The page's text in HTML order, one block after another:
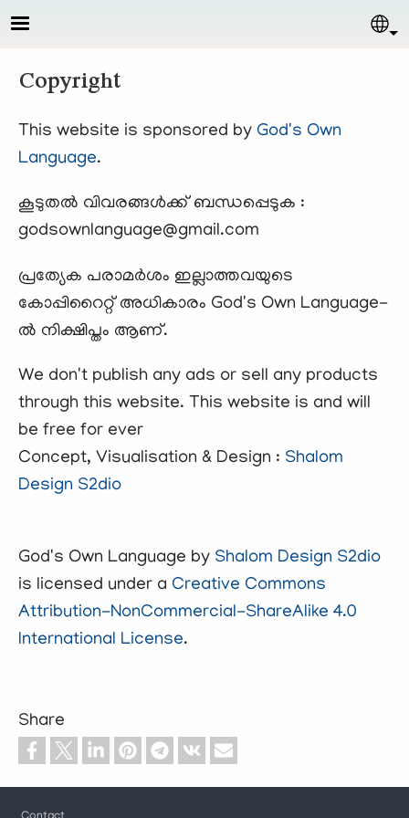
Skip to main content
Copyright
This website is sponsored by God's Own
Language.
കൂടുതല്‍ വിവരങ്ങള്‍ക്ക് ബന്ധപ്പെടുക :
godsownlanguage@gmail.com
പ്രത്യേക പരാമര്‍ശം ഇല്ലാത്തവയുടെ
കോപ്പിറൈറ്റ് അധികാരം God's Own Language-
ല്‍ നിക്ഷിപ്തം ആണ്.
We don't publish any ads or sell any products
through this website. This website is and will
be free for ever
Concept, Visualisation & Design : Shalom
Design S2dio
God's Own Language by Shalom Design S2dio
is licensed under a Creative Commons
Attribution-NonCommercial-ShareAlike 4.0
International License.
Share
Footer